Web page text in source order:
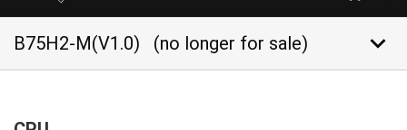
B75H2-M(V1.0) (no longer for sale) keyboard_arrow_down